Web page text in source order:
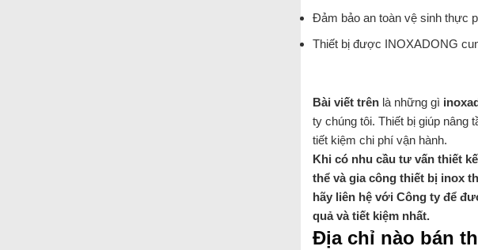
Đảm bảo an toàn vệ sinh thực
Thiết bị được INOXADONG
Bài viết trênlà những gì
ty chúng tôi. Thiết bị giúp nâng
tiết kiệm chi phí vận hành.
Khi có nhu cầu tư vấn thiết
thể và gia công thiết bị inox
hãy liên hệ với Công ty để
quả và tiết kiệm nhất.
Địa chỉ nào bán